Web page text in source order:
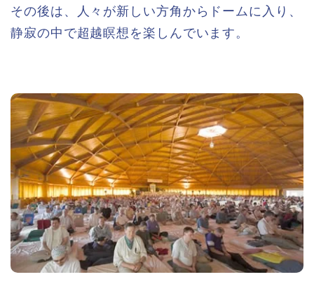
その後は、人々が新しい方角からドームに入り、
静寂の中で超越瞑想を楽しんでいます。